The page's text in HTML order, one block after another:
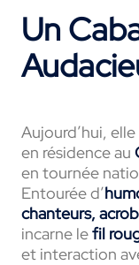
Un
Aujourd’hui,
en résidence au
en tournée
Entourée d’
chanteurs,
incarne lefil
et interaction